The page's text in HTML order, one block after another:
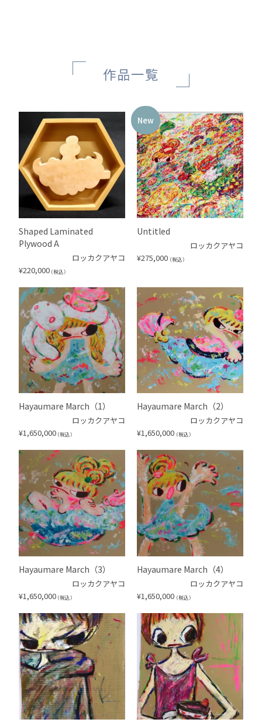
作品一覧
Shaped Laminated
Plywood A
ロッカクアヤコ
¥220,000 （税込）
New
Untitled
ロッカクアヤコ
¥275,000 （税込）
Hayaumare March（1）
ロッカクアヤコ
¥1,650,000 （税込）
Hayaumare March（2）
ロッカクアヤコ
¥1,650,000 （税込）
Hayaumare March（3）
ロッカクアヤコ
¥1,650,000 （税込）
Hayaumare March（4）
ロッカクアヤコ
¥1,650,000 （税込）